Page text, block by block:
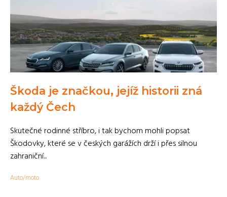
Škoda je značkou, jejíž historii zná
každý Čech
Skutečné rodinné stříbro, i tak bychom mohli popsat
Škodovky, které se v českých garážích drží i přes silnou
zahraniční...
Auto/moto